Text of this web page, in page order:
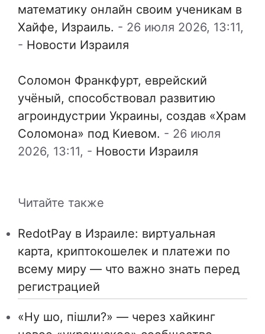
математику онлайн своим ученикам в
Хайфе, Израиль. - 26 июля 2026, 13:11,
- Новости Израиля
Соломон Франкфурт, еврейский
учёный, способствовал развитию
агроиндустрии Украины, создав «Храм
Соломона» под Киевом. - 26 июля
2026, 13:11, - Новости Израиля
Читайте также
RedotPay в Израиле: виртуальная
карта, криптокошелек и платежи по
всему миру — что важно знать перед
регистрацией
«Ну шо, пішли?» — через хайкинг